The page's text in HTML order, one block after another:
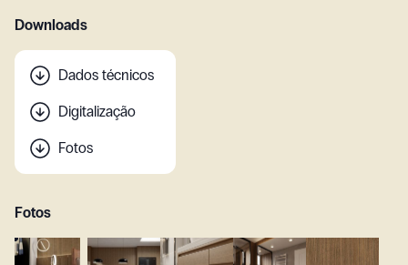
Downloads
Dados técnicos
Digitalização
Fotos
Fotos